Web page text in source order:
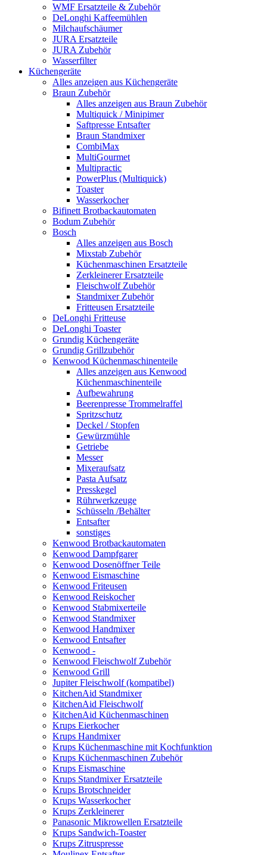
WMF Ersatzteile & Zubehör
DeLonghi Kaffeemühlen
Milchaufschäumer
JURA Ersatzteile
JURA Zubehör
Wasserfilter
Küchengeräte
Alles anzeigen aus Küchengeräte
Braun Zubehör
Alles anzeigen aus Braun Zubehör
Multiquick / Minipimer
Saftpresse Entsafter
Braun Standmixer
CombiMax
MultiGourmet
Multipractic
PowerPlus (Multiquick)
Toaster
Wasserkocher
Bifinett Brotbackautomaten
Bodum Zubehör
Bosch
Alles anzeigen aus Bosch
Mixstab Zubehör
Küchenmaschinen Ersatzteile
Zerkleinerer Ersatzteile
Fleischwolf Zubehör
Standmixer Zubehör
Fritteusen Ersatzteile
DeLonghi Fritteuse
DeLonghi Toaster
Grundig Küchengeräte
Grundig Grillzubehör
Kenwood Küchenmaschinenteile
Alles anzeigen aus Kenwood
Küchenmaschinenteile
Aufbewahrung
Beerenpresse Trommelraffel
Spritzschutz
Deckel / Stopfen
Gewürzmühle
Getriebe
Messer
Mixeraufsatz
Pasta Aufsatz
Presskegel
Rührwerkzeuge
Schüsseln /Behälter
Entsafter
sonstiges
Kenwood Brotbackautomaten
Kenwood Dampfgarer
Kenwood Dosenöffner Teile
Kenwood Eismaschine
Kenwood Friteusen
Kenwood Reiskocher
Kenwood Stabmixerteile
Kenwood Standmixer
Kenwood Handmixer
Kenwood Entsafter
Kenwood -
Kenwood Fleischwolf Zubehör
Kenwood Grill
Jupiter Fleischwolf (kompatibel)
KitchenAid Standmixer
KitchenAid Fleischwolf
KitchenAid Küchenmaschinen
Krups Eierkocher
Krups Handmixer
Krups Küchenmaschine mit Kochfunktion
Krups Küchenmaschinen Zubehör
Krups Eismaschine
Krups Standmixer Ersatzteile
Krups Brotschneider
Krups Wasserkocher
Krups Zerkleinerer
Panasonic Mikrowellen Ersatzteile
Krups Sandwich-Toaster
Krups Zitruspresse